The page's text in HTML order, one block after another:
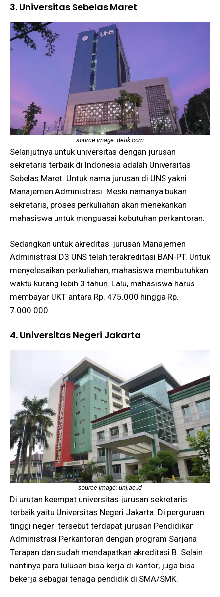
3. Universitas Sebelas Maret
source image: detik.com
Selanjutnya untuk universitas dengan jurusan
sekretaris terbaik di Indonesia adalah Universitas
Sebelas Maret. Untuk nama jurusan di UNS yakni
Manajemen Administrasi. Meski namanya bukan
sekretaris, proses perkuliahan akan menekankan
mahasiswa untuk menguasai kebutuhan perkantoran.
Sedangkan untuk akreditasi jurusan Manajemen
Administrasi D3 UNS telah terakreditasi BAN-PT. Untuk
menyelesaikan perkuliahan, mahasiswa membutuhkan
waktu kurang lebih 3 tahun. Lalu, mahasiswa harus
membayar UKT antara Rp. 475.000 hingga Rp.
7.000.000.
4. Universitas Negeri Jakarta
source image: unj.ac.id
Di urutan keempat universitas jurusan sekretaris
terbaik yaitu Universitas Negeri Jakarta. Di perguruan
tinggi negeri tersebut terdapat jurusan Pendidikan
Administrasi Perkantoran dengan program Sarjana
Terapan dan sudah mendapatkan akreditasi B. Selain
nantinya para lulusan bisa kerja di kantor, juga bisa
bekerja sebagai tenaga pendidik di SMA/SMK.